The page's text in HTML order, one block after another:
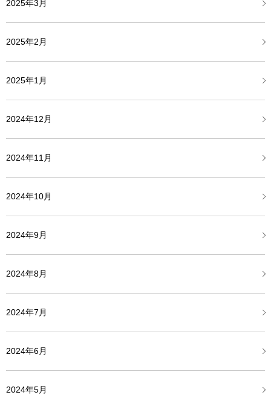
2025年3月
2025年2月
2025年1月
2024年12月
2024年11月
2024年10月
2024年9月
2024年8月
2024年7月
2024年6月
2024年5月